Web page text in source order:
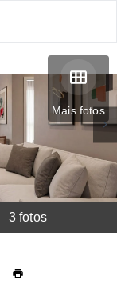
Mais fotos
3 fotos